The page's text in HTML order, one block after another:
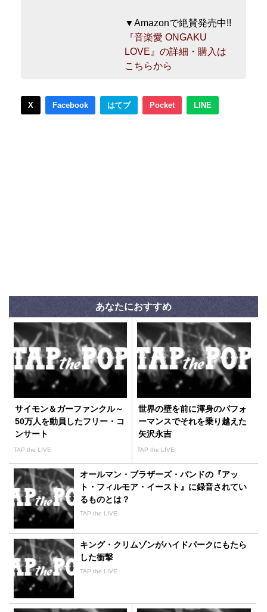
▼Amazonで絶賛発売中!!
『音楽愛 ONGAKU
LOVE』の詳細・購入は
こちらから
X Facebook はてブ Pocket LINE
あなたにおすすめ
サイモン＆ガーファンクル～
50万人を動員したフリー・コ
ンサート
TAP the LIVE
世界の壁を前に渾身のパフォ
ーマンスでそれを乗り越えた
矢沢永吉
TAP the LIVE
オールマン・ブラザーズ・バンドの『アッ
ト・フィルモア・イースト』に録音されてい
るものとは？
TAP the LIVE
キング・クリムゾンがハイドパークにもたら
した衝撃
TAP the LIVE